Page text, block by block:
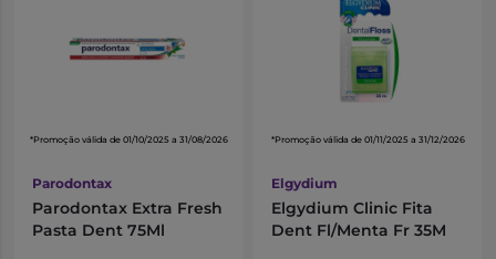
*Promoção válida de 01/10/2025 a 31/08/2026
Parodontax
Parodontax Extra Fresh
Pasta Dent 75Ml
*Promoção válida de 01/11/2025 a 31/12/2026
Elgydium
Elgydium Clinic Fita
Dent Fl/Menta Fr 35M